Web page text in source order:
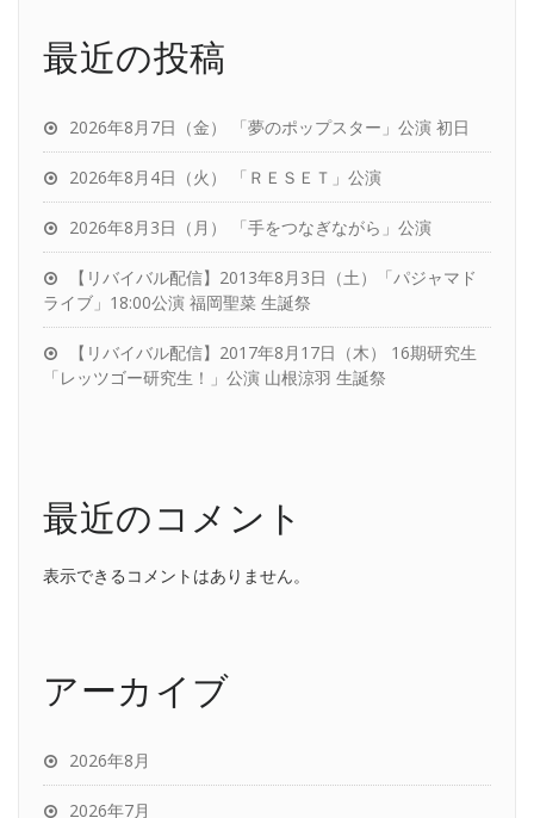
最近の投稿
2026年8月7日（金） 「夢のポップスター」公演 初日
2026年8月4日（火） 「ＲＥＳＥＴ」公演
2026年8月3日（月） 「手をつなぎながら」公演
【リバイバル配信】2013年8月3日（土）「パジャマド
ライブ」18:00公演 福岡聖菜 生誕祭
【リバイバル配信】2017年8月17日（木） 16期研究生
「レッツゴー研究生！」公演 山根涼羽 生誕祭
最近のコメント
表示できるコメントはありません。
アーカイブ
2026年8月
2026年7月